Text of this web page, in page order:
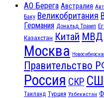
АО Берега Австралия
Баку Великобритания
Германия Дональд Трамп
Казахстан Китай МВД
Москва
Правительство
Россия СКР
Таиланд Турция Узбекистан